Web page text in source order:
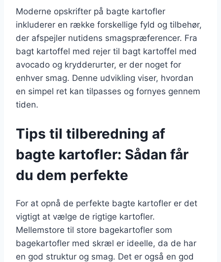
Moderne opskrifter på bagte kartofler
inkluderer en række forskellige fyld og tilbehør,
der afspejler nutidens smagspræferencer. Fra
bagt kartoffel med rejer til bagt kartoffel med
avocado og krydderurter, er der noget for
enhver smag. Denne udvikling viser, hvordan
en simpel ret kan tilpasses og fornyes gennem
tiden.
Tips til tilberedning af
bagte kartofler: Sådan får
du dem perfekte
For at opnå de perfekte bagte kartofler er det
vigtigt at vælge de rigtige kartofler.
Mellemstore til store bagekartofler som
bagekartofler med skræl er ideelle, da de har
en god struktur og smag. Det er også en god